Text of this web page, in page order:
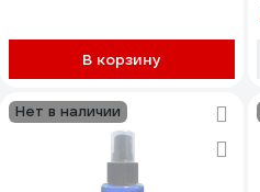
В корзину
Нет в наличии